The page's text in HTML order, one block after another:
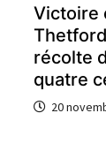
Victoire
récolte
quatre
20